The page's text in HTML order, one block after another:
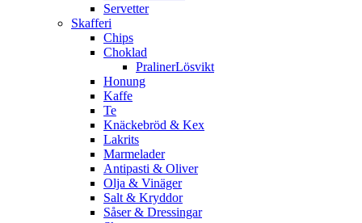
Servetter
Skafferi
Chips
Choklad
PralinerLösvikt
Honung
Kaffe
Te
Knäckebröd & Kex
Lakrits
Marmelader
Antipasti & Oliver
Olja & Vinäger
Salt & Kryddor
Såser & Dressingar